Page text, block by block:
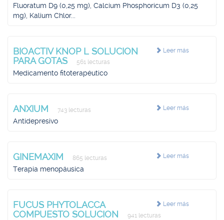
Fluoratum D9 (0,25 mg), Calcium Phosphoricum D3 (0,25
mg), Kalium Chlor...
Leer más
BIOACTIV KNOP L SOLUCION
PARA GOTAS
561 lecturas
Medicamento fitoterapéutico
Leer más
ANXIUM 743 lecturas
Antidepresivo
Leer más
GINEMAXIM 865 lecturas
Terapia menopáusica
Leer más
FUCUS PHYTOLACCA
COMPUESTO SOLUCION
941 lecturas